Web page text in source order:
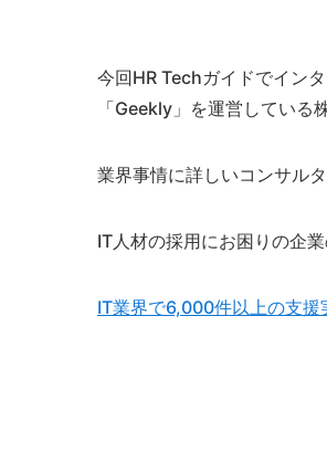
今回HR Techガイドでイン
「Geekly」を運営している
業界事情に詳しいコンサル
IT人材の採用にお困りの企
IT業界で6,000件以上の支